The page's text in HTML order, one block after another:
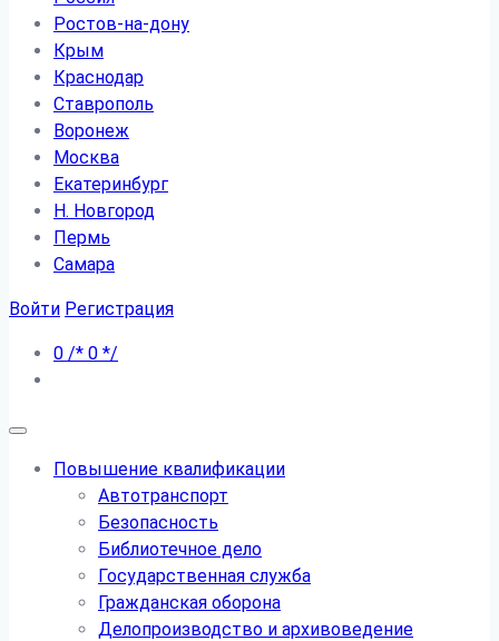
Ростов-на-дону
Крым
Краснодар
Ставрополь
Воронеж
Москва
Екатеринбург
Н. Новгород
Пермь
Самара
Войти Регистрация
0 /* 0 */
Повышение квалификации
Автотранспорт
Безопасность
Библиотечное дело
Государственная служба
Гражданская оборона
Делопроизводство и архивоведение